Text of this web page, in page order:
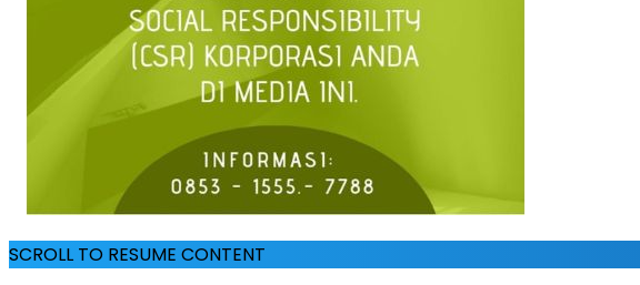
SCROLL TO RESUME CONTENT